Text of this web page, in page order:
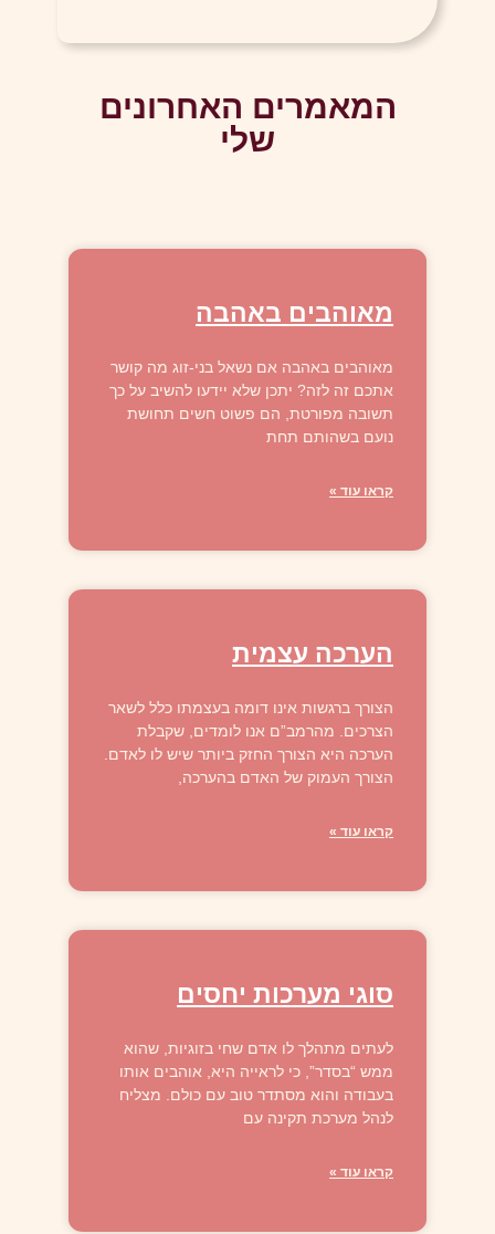
המאמרים האחרונים
שלי
מאוהבים באהבה
מאוהבים באהבה אם נשאל בני-זוג מה קושר
אתכם זה לזה? יתכן שלא יידעו להשיב על כך
תשובה מפורטת, הם פשוט חשים תחושת
נועם בשהותם תחת
קראו עוד »
הערכה עצמית
הצורך ברגשות אינו דומה בעצמתו כלל לשאר
הצרכים. מהרמב”ם אנו לומדים, שקבלת
הערכה היא הצורך החזק ביותר שיש לו לאדם.
הצורך העמוק של האדם בהערכה,
קראו עוד »
סוגי מערכות יחסים
לעתים מתהלך לו אדם שחי בזוגיות, שהוא
ממש “בסדר”, כי לראייה היא, אוהבים אותו
בעבודה והוא מסתדר טוב עם כולם. מצליח
לנהל מערכת תקינה עם
קראו עוד »